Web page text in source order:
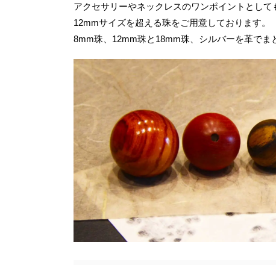
アクセサリーやネックレスのワンポイントとして
12mmサイズを超える珠をご用意しております。
8mm珠、12mm珠と18mm珠、シルバーを革でま